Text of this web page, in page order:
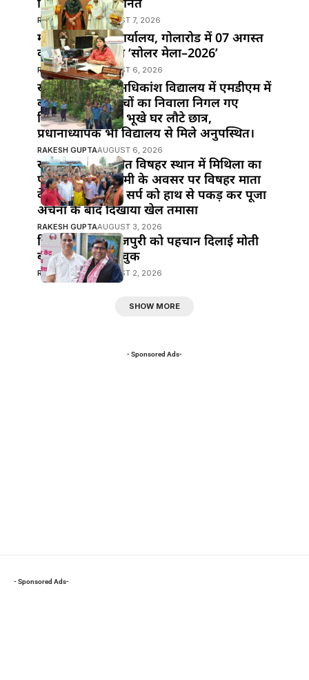
RAKESH GUPTAAUGUST 7, 2026
महुआ के विद्युत कार्यालय, गोलारोड में 07 अगस्त
को आयोजित होगा ‘सोलर मेला–2026’
RAKESH GUPTA AUGUST 6, 2026
खानपुर प्रखंड के अधिकांश विद्यालय में एमडीएम में
बड़ी लापरवाही!बच्चों का निवाला निगल गए
जिम्मेदार,दोपहर में भूखे घर लौटे छात्र,
प्रधानाध्यापक भी विद्यालय से मिले अनुपस्थित।
RAKESH GUPTAAUGUST 6, 2026
खानपुर बाजार स्थित विषहर स्थान में मिथिला का
पावन पर्व नाग पंचमी के अवसर पर विषहर माता
के पुजारी ने विषैले सर्प को हाथ से पकड़ कर पूजा
अर्चना के बाद दिखाया खेल तमासा
RAKESH GUPTAAUGUST 3, 2026
हिंदी सिनेमा में भोजपुरी को पहचान दिलाई मोती
बीए ने : मनोज भावुक
RAKESH GUPTAAUGUST 2, 2026
SHOW MORE
- Sponsored Ads-
- Sponsored Ads-